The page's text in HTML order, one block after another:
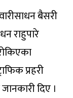
बैसरी
राहुपारे
प्रहरी
दिए ।